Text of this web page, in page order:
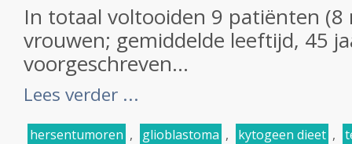
In totaal voltooiden 9 patiënten (8
vrouwen; gemiddelde leeftijd, 45
voorgeschreven...
Lees verder ...
hersentumoren , glioblastoma , kytogeen dieet ,